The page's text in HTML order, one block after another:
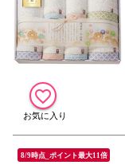
8/9時点_ポイント最大11倍